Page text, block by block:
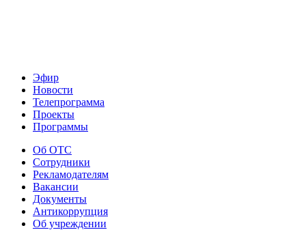
Эфир
Новости
Телепрограмма
Проекты
Программы
Об ОТС
Сотрудники
Рекламодателям
Вакансии
Документы
Антикоррупция
Об учреждении